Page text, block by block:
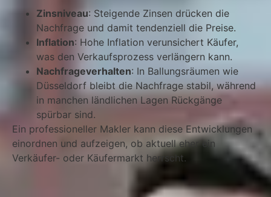
Zinsniveau: Steigende Zinsen drücken die
Nachfrage und damit tendenziell die Preise.
Inflation: Hohe Inflation verunsichert Käufer,
was den Verkaufsprozess verlängern kann.
Nachfrageverhalten: In Ballungsräumen wie
Düsseldorf bleibt die Nachfrage stabil, während
in manchen ländlichen Lagen Rückgänge
spürbar sind.
Ein professioneller Makler kann diese Entwicklungen
einordnen und aufzeigen, ob aktuell eher ein
Verkäufer- oder Käufermarkt herrscht.